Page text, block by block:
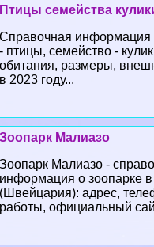
Птицы семейства
Справочная информация
- птицы, семейство -
обитания, размеры,
в 2023 году...
Зоопарк Малиазо
Зоопарк Малиазо -
информация о зоопарке в
(Швейцария): адрес,
работы, официальный